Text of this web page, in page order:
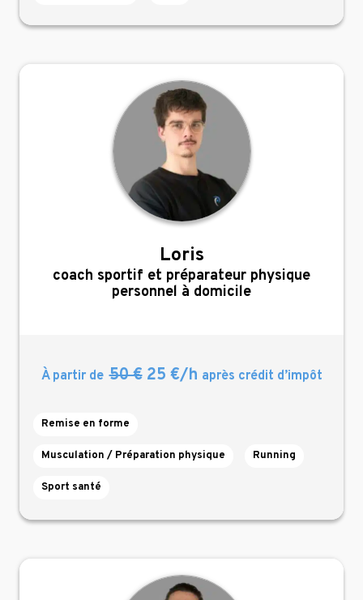
Loris
,
coach sportif et préparateur physique
personnel à domicile
À partir de 50 €25 €/h après crédit d’impôt
Remise en forme
Musculation / Préparation physique Running
Sport santé